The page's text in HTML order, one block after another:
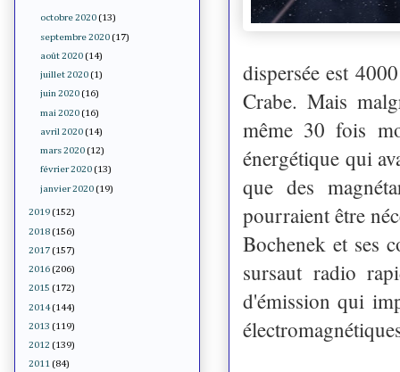
dispersée est
Crabe. Mais
même 30 fois
énergétique qui
que des
pourraient être
Bochenek et ses
sursaut radio
d'émission qui
octobre 2020 (13)
septembre 2020 (17)
août 2020 (14)
juillet 2020 (1)
juin 2020 (16)
mai 2020 (16)
avril 2020 (14)
mars 2020 (12)
février 2020 (13)
janvier 2020 (19)
2019 (152)
2018 (156)
2017 (157)
2016 (206)
2015 (172)
2014 (144)
2013 (119)
2012 (139)
2011 (84)